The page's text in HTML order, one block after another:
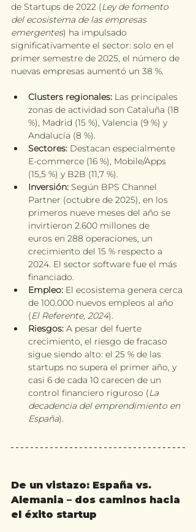
de Startups de 2022 (Ley de fomento
del ecosistema de las empresas
emergentes) ha impulsado
significativamente el sector: solo en el
primer semestre de 2025, el número de
nuevas empresas aumentó un 38 %.
Clusters regionales: Las principales
zonas de actividad son Cataluña (18
%), Madrid (15 %), Valencia (9 %) y
Andalucía (8 %).
Sectores: Destacan especialmente
E-commerce (16 %), Mobile/Apps
(15,5 %) y B2B (11,7 %).
Inversión: Según BPS Channel
Partner (octubre de 2025), en los
primeros nueve meses del año se
invirtieron 2.600 millones de
euros en 288 operaciones, un
crecimiento del 15 % respecto a
2024. El sector software fue el más
financiado.
Empleo: El ecosistema genera cerca
de 100.000 nuevos empleos al año
(El Referente, 2024).
Riesgos: A pesar del fuerte
crecimiento, el riesgo de fracaso
sigue siendo alto: el 25 % de las
startups no supera el primer año, y
casi 6 de cada 10 carecen de un
control financiero riguroso (La
decadencia del emprendimiento en
España).
De un vistazo: España vs.
Alemania – dos caminos hacia
el éxito startup